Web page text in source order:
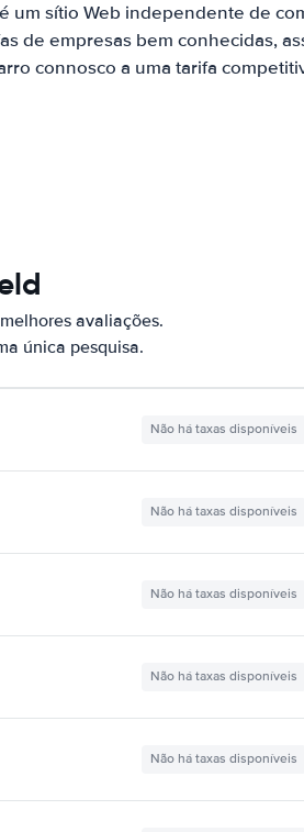
um sítio Web independente de
de empresas bem conhecidas,
connosco a uma tarifa
avaliações.
única pesquisa.
Não há taxas disponíveis
Não há taxas disponíveis
Não há taxas disponíveis
Não há taxas disponíveis
Não há taxas disponíveis